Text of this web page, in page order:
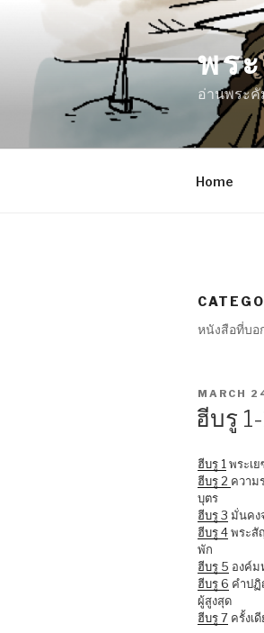
content
พร
อ่านพระคั
Home
หนังสือที่บอ
POSTED
ON
MARCH
ฮีบรู
ฮีบรู 1 พระเ
ฮีบรู 2 ความ
บุตร
ฮีบรู 3 มั่นคง
ฮีบรู 4พระสั
พัก
ฮีบรู 5 องค์ม
ฮีบรู 6 คำป
ผู้สูงสุด
ฮีบรู 7 ครั้งเ